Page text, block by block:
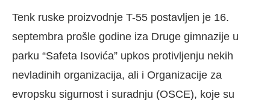
Tenk ruske proizvodnje T-55 postavljen je 16.
septembra prošle godine iza Druge gimnazije u
parku “Safeta Isovića” upkos protivljenju nekih
nevladinih organizacija, ali i Organizacije za
evropsku sigurnost i suradnju (OSCE), koje su